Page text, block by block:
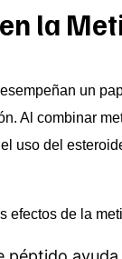
la
un
Al combinar
uso del
efectos de la